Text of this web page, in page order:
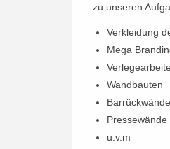
zu unseren
Verkleidung
Mega
Wandbauten
Barrückwände
Pressewände
u.v.m